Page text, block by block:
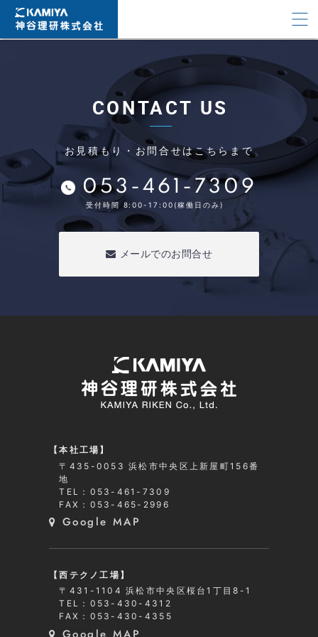
CONTACT US
お見積もり・お問合せはこちらまで
053-461-7309
受付時間 8:00-17:00(稼働日のみ)
メールでのお問合せ
【本社工場】
〒435-0053 浜松市中央区上新屋町156番
地
TEL：053-461-7309
FAX：053-465-2996
Google MAP
【西テクノ工場】
〒431-1104 浜松市中央区桜台1丁目8-1
TEL：053-430-4312
FAX：053-430-4355